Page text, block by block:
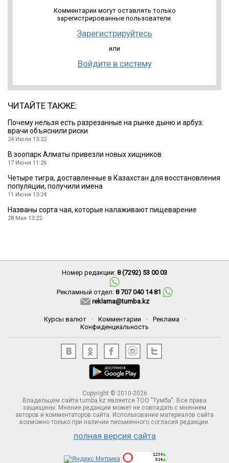
Комментарии могут оставлять только
зарегистрированные пользователи.
Зарегистрируйтесь
или
Войдите в систему
ЧИТАЙТЕ ТАКЖЕ:
Почему нельзя есть разрезанные на рынке дыню и арбуз:
врачи объяснили риски
24 Июля 13:22
В зоопарк Алматы привезли новых хищников
17 Июня 11:26
Четыре тигра, доставленные в Казахстан для восстановления
популяции, получили имена
11 Июня 13:24
Названы сорта чая, которые налаживают пищеварение
28 Мая 13:22
Номер редакции: 8 (7292) 53 00 03
Рекламный отдел: 8 707 040 14 81
reklama@tumba.kz
Курсы валют · Комментарии · Реклама
·
Конфиденциальность
Copyright © 2010-2026
Владельцем сайта tumba.kz является ТОО "Тумба". Все права
защищены. Мнение редакции может не совпадать с мнением
авторов и комментаторов сайта. Использование материалов сайта
возможно только при наличии письменного согласия редакции.
полная версия сайта